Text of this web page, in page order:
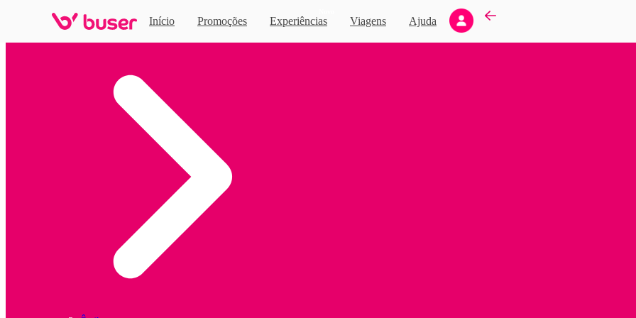
Início Promoções Experiências Viagens Ajuda